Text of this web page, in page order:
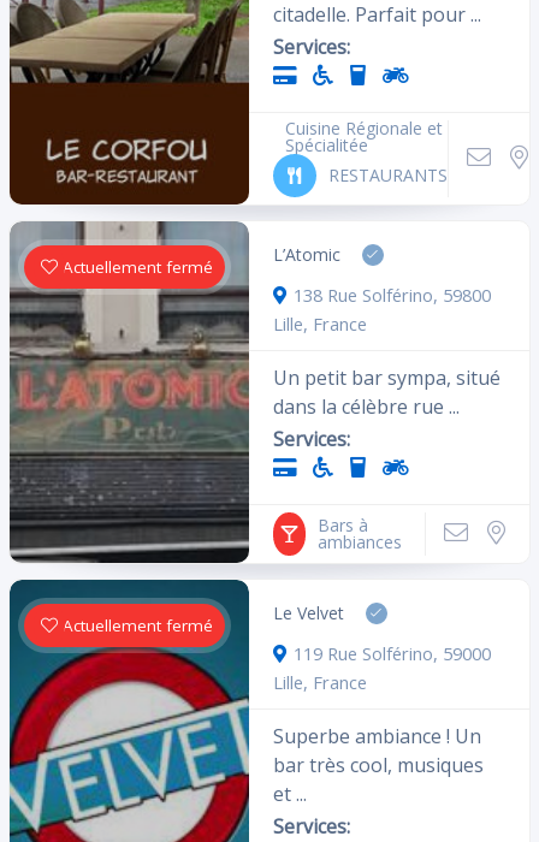
citadelle. Parfait pour ...
Services:
Cuisine Régionale et
Spécialitée
RESTAURANTS
Actuellement fermé
L’Atomic
138 Rue Solférino, 59800
Lille, France
Un petit bar sympa, situé
dans la célèbre rue ...
Services:
Bars à
ambiances
Actuellement fermé
Le Velvet
119 Rue Solférino, 59000
Lille, France
Superbe ambiance ! Un
bar très cool, musiques
et ...
Services: